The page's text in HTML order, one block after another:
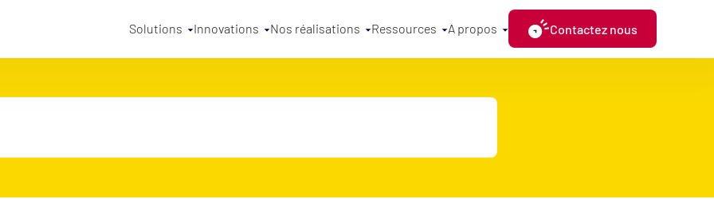
Solutions Innovations Nos réalisations Ressources A propos Contactez nous